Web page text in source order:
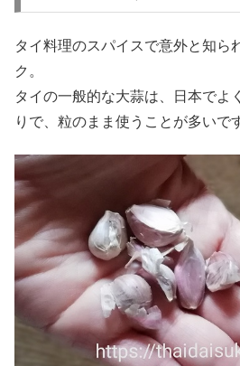
タイ料理のスパイスで意外と知ら
ク。
タイの一般的な大蒜は、日本でよ
りで、粒のまま使うことが多いで